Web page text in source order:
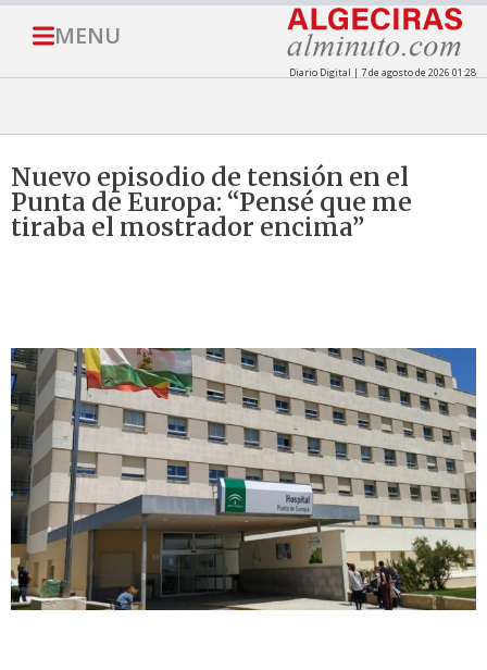
MENU
Diario Digital | 7 de agosto de 2026 01:28
Nuevo episodio de tensión en el
Punta de Europa: “Pensé que me
tiraba el mostrador encima”